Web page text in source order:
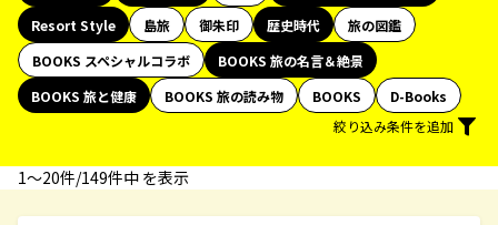
Resort Style
島旅 御朱印 歴史時代
旅の図鑑
BOOKS スペシャルコラボ
BOOKS 旅の名言＆絶景
BOOKS 旅と健康
BOOKS 旅の読み物 BOOKS
D-Books
絞り込み条件を追加
1〜20件/149件中 を表示